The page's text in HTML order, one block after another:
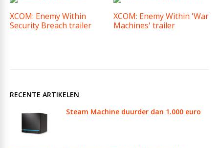
XCOM: Enemy Within
Security Breach trailer
XCOM: Enemy Within 'War
Machines' trailer
RECENTE ARTIKELEN
Steam Machine duurder dan 1.000 euro